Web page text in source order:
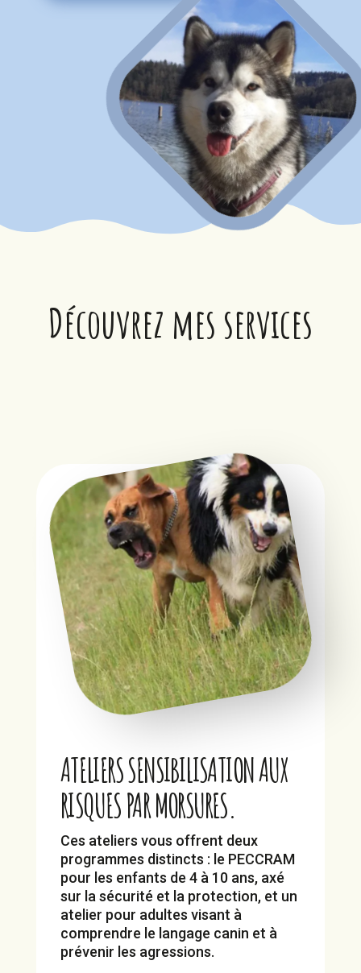
Découvrez mes services
ATELIERS SENSIBILISATION AUX
RISQUES PAR MORSURES.
Ces ateliers vous offrent deux
programmes distincts : le PECCRAM
pour les enfants de 4 à 10 ans, axé
sur la sécurité et la protection, et un
atelier pour adultes visant à
comprendre le langage canin et à
prévenir les agressions.